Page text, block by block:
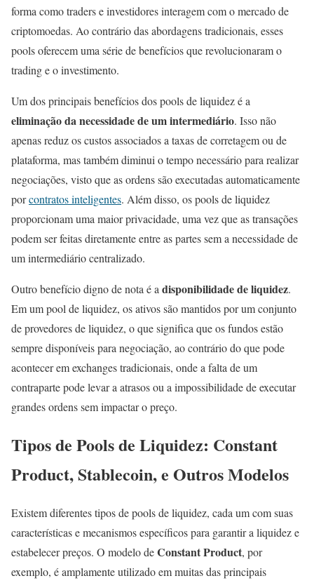
forma como traders e investidores interagem com o mercado de
criptomoedas. Ao contrário das abordagens tradicionais, esses
pools oferecem uma série de benefícios que revolucionaram o
trading e o investimento.
Um dos principais benefícios dos pools de liquidez é a
eliminação da necessidade de um intermediário. Isso não
apenas reduz os custos associados a taxas de corretagem ou de
plataforma, mas também diminui o tempo necessário para realizar
negociações, visto que as ordens são executadas automaticamente
porcontratos inteligentes. Além disso, os pools de liquidez
proporcionam uma maior privacidade, uma vez que as transações
podem ser feitas diretamente entre as partes sem a necessidade de
um intermediário centralizado.
Outro benefício digno de nota é a disponibilidade de liquidez.
Em um pool de liquidez, os ativos são mantidos por um conjunto
de provedores de liquidez, o que significa que os fundos estão
sempre disponíveis para negociação, ao contrário do que pode
acontecer em exchanges tradicionais, onde a falta de um
contraparte pode levar a atrasos ou a impossibilidade de executar
grandes ordens sem impactar o preço.
Tipos de Pools de Liquidez: Constant
Product, Stablecoin, e Outros Modelos
Existem diferentes tipos de pools de liquidez, cada um com suas
características e mecanismos específicos para garantir a liquidez e
estabelecer preços. O modelo deConstant Product, por
exemplo, é amplamente utilizado em muitas das principais